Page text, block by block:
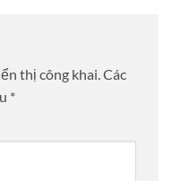
thị công khai.Các
*